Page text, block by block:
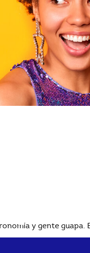
y gente guapa.